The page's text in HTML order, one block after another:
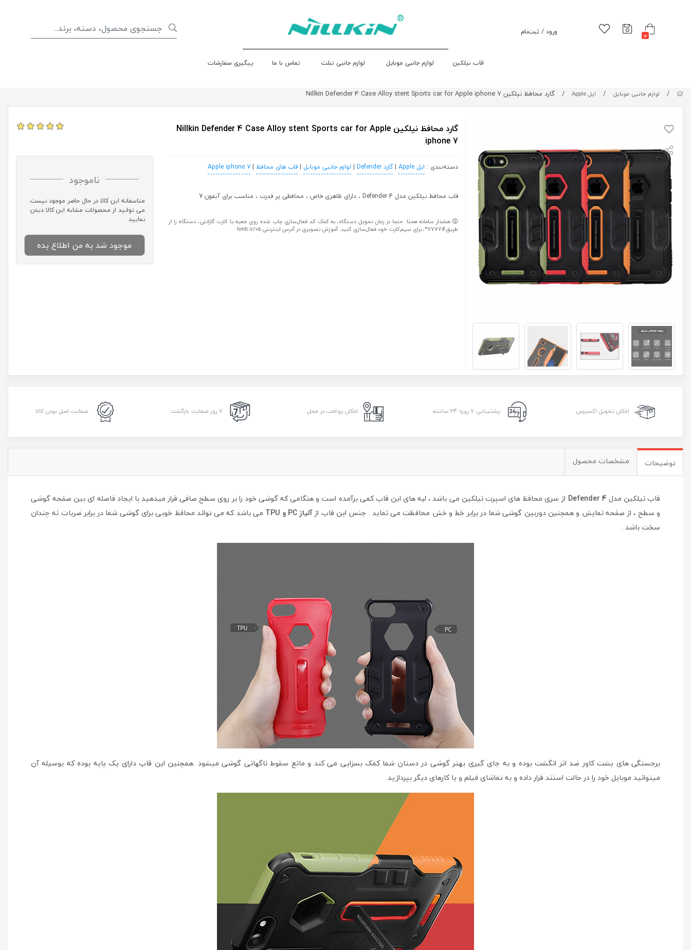
0 ورود / ثبت‌نام
قاب نیلکین لوازم جانبی موبایل لوازم جانبی تبلت تماس با ما پیگیری سفارشات
/ لوازم جانبی موبایل / اپل Apple / گارد محافظ نیلکین Nillkin Defender 4 Case Alloy stent Sports car for Apple iphone 7
گارد محافظ نیلکین Nillkin Defender 4 Case Alloy stent Sports car for Apple
iphone 7
دسته‌بندی : اپل Apple |گارد Defender | لوازم جانبی موبایل |قاب های محافظ |
Apple iphone 7
قاب محافظ نیلکین مدل Defender 4 ، دارای ظاهری خاص ، محافظی پر قدرت ، مناسب برای آیفون 7
هشدار سامانه همتا: حتما در زمان تحویل دستگاه، به کمک کد فعال‌سازی چاپ شده روی جعبه یا کارت گارانتی، دستگاه را از
طریق #7777*، برای سیم‌کارت خود فعال‌سازی کنید. آموزش تصویری در آدرس اینترنتی hmti.ir/05
ناموجود
متاسفانه این کالا در حال حاضر موجود نیست.
می توانید از محصولات مشابه این کالا دیدن
نمایید
موجود شد به من اطلاع بده
امکان تحویل اکسپرس پشتیبانی ۷ روزه ۲۴ ساعته امکان پرداخت در محل ۷ روز ضمانت بازگشت ضمانت اصل بودن کالا
توضیحات مشخصات محصول
قاب نیلکین مدلDefender 4 از سری محافظ های اسپرت نیلکین می باشد ، لبه های این قاب کمی برآمده است و هنگامی که گوشی خود را بر روی سطح صافی قرار میدهید با ایجاد فاصله ای بین صفحه گوشی
و سطح ، از صفحه نمایش و همچنین دوربین گوشی شما در برابر خط و خش محافظت می نماید . جنس این قاب ازآلیاژ PC و TPU
می باشد که می تواند محافظ خوبی برای گوشی شما در برابر ضربات نه چندان
سخت باشد .
برجستگی های پشت کاور ضد اثر انگشت بوده و به جای گیری بهتر گوشی در دستان شما کمک بسزایی می کند و مانع سقوط ناگهانی گوشی میشود .همچنین این قاب دارای یک پایه بوده که بوسیله آن
میتوانید موبایل خود را در حالت استند قرار داده و به تماشای فیلم و یا کارهای دیگر بپردازید.